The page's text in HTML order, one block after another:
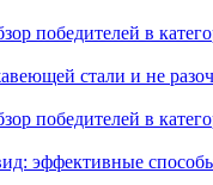
победителей в
стали и не
победителей в
эффективные